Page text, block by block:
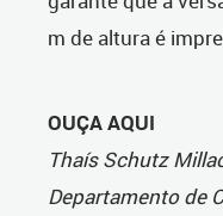
m de altura é
OUÇA AQUI
Thaís Schutz
Departamento de